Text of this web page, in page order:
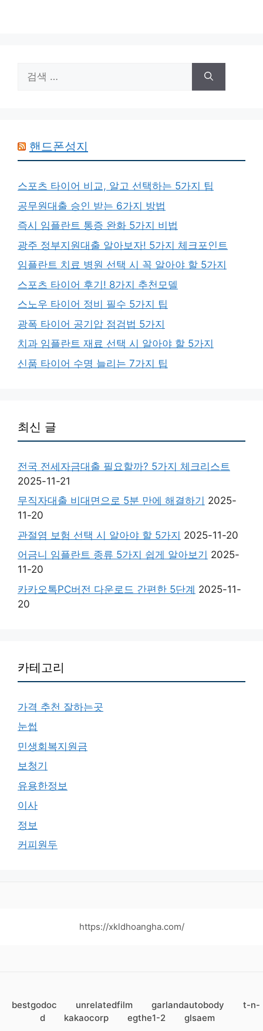
색:
핸드폰성지
스포츠 타이어 비교, 알고 선택하는 5가지 팁
공무원대출 승인 받는 6가지 방법
즉시 임플란트 통증 완화 5가지 비법
광주 정부지원대출 알아보자! 5가지 체크포인트
임플란트 치료 병원 선택 시 꼭 알아야 할 5가지
스포츠 타이어 후기! 8가지 추천모델
스노우 타이어 정비 필수 5가지 팁
광폭 타이어 공기압 점검법 5가지
치과 임플란트 재료 선택 시 알아야 할 5가지
신품 타이어 수명 늘리는 7가지 팁
최신 글
전국 전세자금대출 필요할까? 5가지 체크리스트
2025-11-21
무직자대출 비대면으로 5분 만에 해결하기 2025-
11-20
관절염 보험 선택 시 알아야 할 5가지 2025-11-20
어금니 임플란트 종류 5가지 쉽게 알아보기 2025-
11-20
카카오톡PC버전 다운로드 간편한 5단계 2025-11-
20
카테고리
가격 추천 잘하는곳
눈썹
민생회복지원금
보청기
유용한정보
이사
정보
커피원두
https://xkldhoangha.com/
bestgodoc unrelatedfilm garlandautobody
t-n-
d
kakaocorp egthe1-2 glsaem